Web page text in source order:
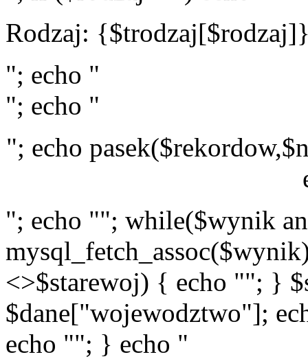
Rodzaj:
"; echo "
"; echo "
"; echo
"; echo ""; while($wynik
<>$starewoj) { echo ""; }
$dane["wojewodztwo"];
echo ""; } echo "